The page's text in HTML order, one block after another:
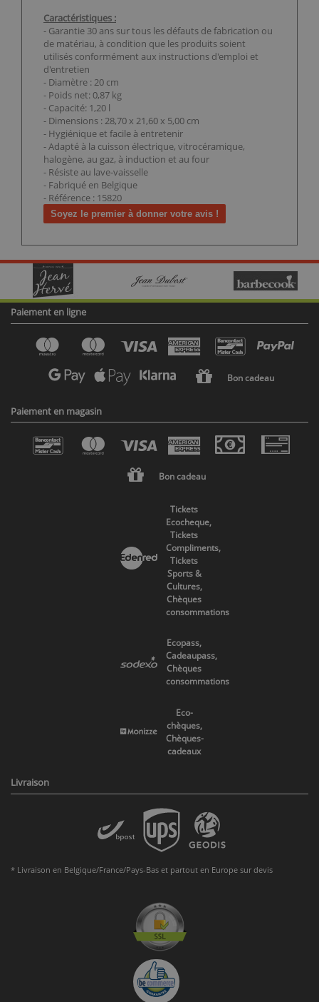
Caractéristiques :
- Garantie 30 ans sur tous les défauts de fabrication ou
de matériau, à condition que les produits soient
utilisés conformément aux instructions d'emploi et
d'entretien
- Diamètre : 20 cm
- Poids net: 0,87 kg
- Capacité: 1,20 l
- Dimensions : 28,70 x 21,60 x 5,00 cm
- Hygiénique et facile à entretenir
- Adapté à la cuisson électrique, vitrocéramique,
halogène, au gaz, à induction et au four
- Résiste au lave-vaisselle
- Fabriqué en Belgique
- Référence : 15820
Soyez le premier à donner votre avis !
Paiement en ligne
Bon cadeau
Paiement en magasin
Bon cadeau
Tickets
Ecocheque,
Tickets
Compliments,
Tickets
Sports &
Cultures,
Chèques
consommations
Ecopass,
Cadeaupass,
Chèques
consommations
Eco-
chèques,
Chèques-
cadeaux
Livraison
* Livraison en Belgique/France/Pays-Bas et partout en Europe sur devis